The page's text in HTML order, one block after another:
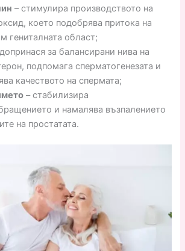
– стимулира производството на
което подобрява притока на
гениталната област;
за балансирани нива на
подпомага сперматогенезата и
качеството на спермата;
– стабилизира
и намалява възпалението
на простатата.